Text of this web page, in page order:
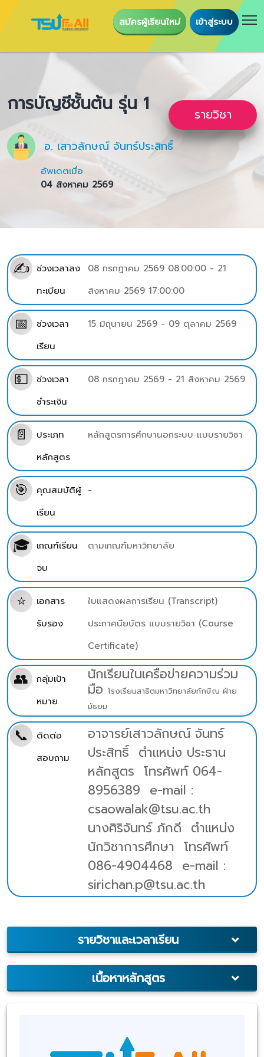
สมัครผู้เรียนใหม่ เข้าสู่ระบบ
รายวิชา
การบัญชีชั้นต้น รุ่น 1
อ. เสาวลักษณ์ จันทร์ประสิทธิ์
อัพเดตเมื่อ
04 สิงหาคม 2569
✍ ช่วงเวลาลง
ทะเบียน
08 กรกฎาคม 2569 08:00:00 - 21
สิงหาคม 2569 17:00:00
📅
ช่วงเวลา
เรียน
15 มิถุนายน 2569 - 09 ตุลาคม 2569
💵
ช่วงเวลา
ชำระเงิน
08 กรกฎาคม 2569 - 21 สิงหาคม 2569
📄
ประเภท
หลักสูตร
หลักสูตรการศึกษานอกระบบ แบบรายวิชา
🎯
คุณสมบัติผู้
เรียน
-
🎓 เกณฑ์เรียน
จบ
ตามเกณฑ์มหาวิทยาลัย
⭐
เอกสาร
รับรอง
ใบแสดงผลการเรียน (Transcript)
ประกาศนียบัตร แบบรายวิชา (Course
Certificate)
👥
กลุ่มเป้า
หมาย
นักเรียนในเครือข่ายความร่วม
มือ โรงเรียนสาธิตมหาวิทยาลัยทักษิณ ฝ่าย
มัธยม
📞
ติดต่อ
สอบถาม
อาจารย์เสาวลักษณ์ จันทร์
ประสิทธิ์ ตำแหน่ง ประธาน
หลักสูตร โทรศัพท์ 064-
8956389 e-mail :
csaowalak@tsu.ac.th
นางศิริจันทร์ ภักดี ตำแหน่ง
นักวิชาการศึกษา โทรศัพท์
086-4904468 e-mail :
sirichan.p@tsu.ac.th
รายวิชาและเวลาเรียน
เนื้อหาหลักสูตร